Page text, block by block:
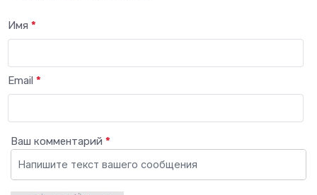
Имя *
Email *
Ваш комментарий *